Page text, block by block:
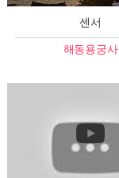
센서
해동용궁사